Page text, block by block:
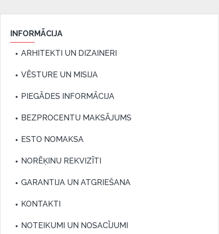
INFORMĀCIJA
ARHITEKTI UN DIZAINERI
VĒSTURE UN MISIJA
PIEGĀDES INFORMĀCIJA
BEZPROCENTU MAKSĀJUMS
ESTO NOMAKSA
NORĒĶINU REKVIZĪTI
GARANTIJA UN ATGRIEŠANA
KONTAKTI
NOTEIKUMI UN NOSACĪJUMI